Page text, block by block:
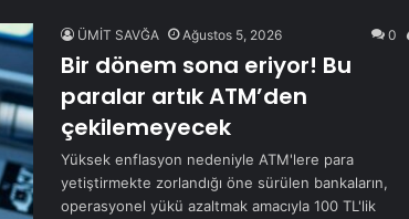
ÜMİT SAVĞA Ağustos 5, 2026 0
Bir dönem sona eriyor! Bu
paralar artık ATM’den
çekilemeyecek
Yüksek enflasyon nedeniyle ATM'lere para
yetiştirmekte zorlandığı öne sürülen bankaların,
operasyonel yükü azaltmak amacıyla 100 TL'lik